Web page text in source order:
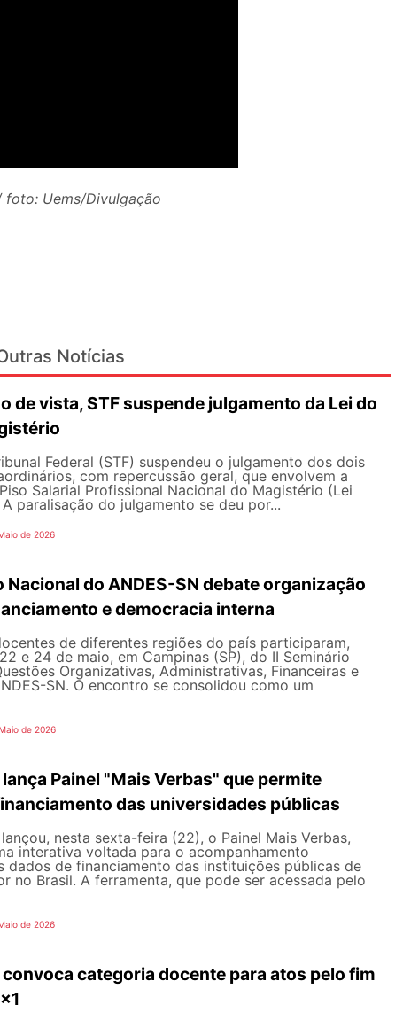
foto: Uems/Divulgação
Notícias
de vista, STF suspende julgamento da Lei do
Federal (STF) suspendeu o julgamento dos dois
com repercussão geral, que envolvem a
Salarial Profissional Nacional do Magistério (Lei
paralisação do julgamento se deu por...
de 2026
Nacional do ANDES-SN debate organização
e democracia interna
de diferentes regiões do país participaram,
e 24 de maio, em Campinas (SP), do II Seminário
Organizativas, Administrativas, Financeiras e
SN. O encontro se consolidou como um
de 2026
lança Painel "Mais Verbas" que permite
das universidades públicas
lançou, nesta sexta-feira (22), o Painel Mais Verbas,
interativa voltada para o acompanhamento
dados de financiamento das instituições públicas de
no Brasil. A ferramenta, que pode ser acessada pelo
de 2026
convoca categoria docente para atos pelo fim